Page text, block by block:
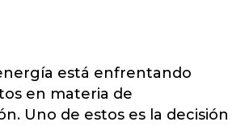
está enfrentando
en materia de
Uno de estos es la decisión